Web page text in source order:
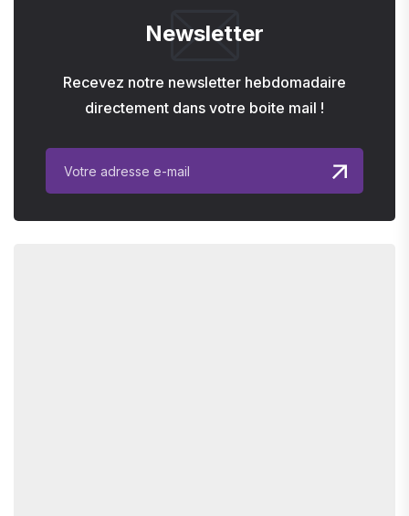
Newsletter
Recevez notre newsletter hebdomadaire
directement dans votre boite mail !